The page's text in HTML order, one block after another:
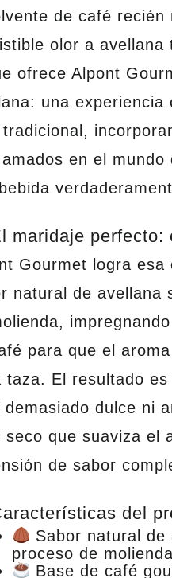
de café recién
olor a avellana
ofreceAlpont
: una experiencia
en el
maridaje perfecto:
Gourmet logra esa
natural de avellana
para que el
taza. El resultado
dulce ni
seco que suaviza el
de sabor
del
Sabor natural de
proceso de molienda
Base de café